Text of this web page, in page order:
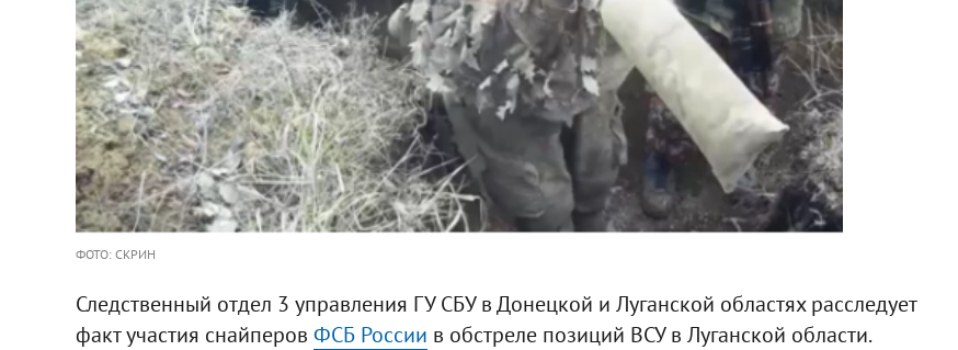
ФОТО: СКРИН
Следственный отдел 3 управления ГУ СБУ в Донецкой и Луганской областях расследует
факт участия снайперов ФСБ России в обстреле позиций ВСУ в Луганской области.